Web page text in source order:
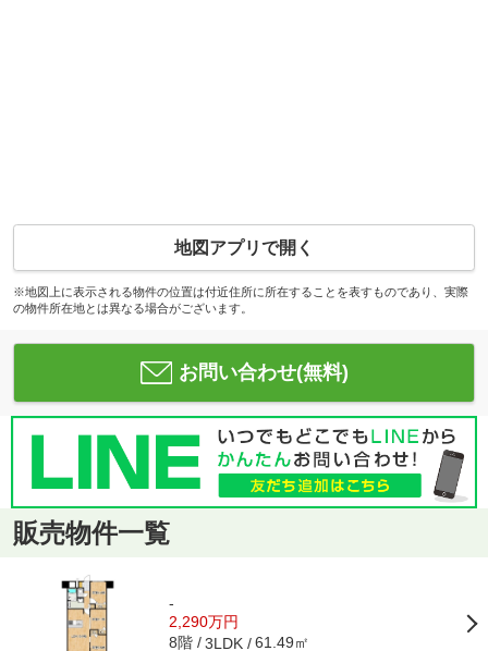
地図アプリで開く
※地図上に表示される物件の位置は付近住所に所在することを表すものであり、実際
の物件所在地とは異なる場合がございます。
お問い合わせ(無料)
販売物件一覧
-
2,290万円
8階 3LDK 61.49㎡